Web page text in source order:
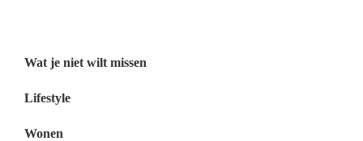
Wat je niet wilt missen
Lifestyle
Wonen